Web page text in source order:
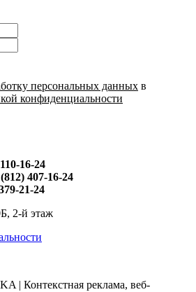
персональных данных в
конфиденциальности
16-24
407-16-24
21-24
2-й этаж
| Контекстная реклама, веб-